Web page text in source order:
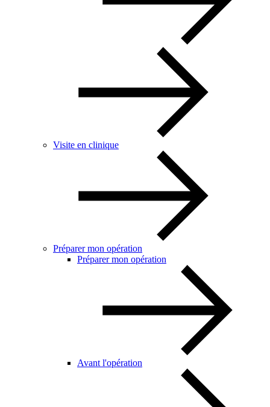
Visite en clinique
Préparer mon opération
Préparer mon opération
Avant l'opération